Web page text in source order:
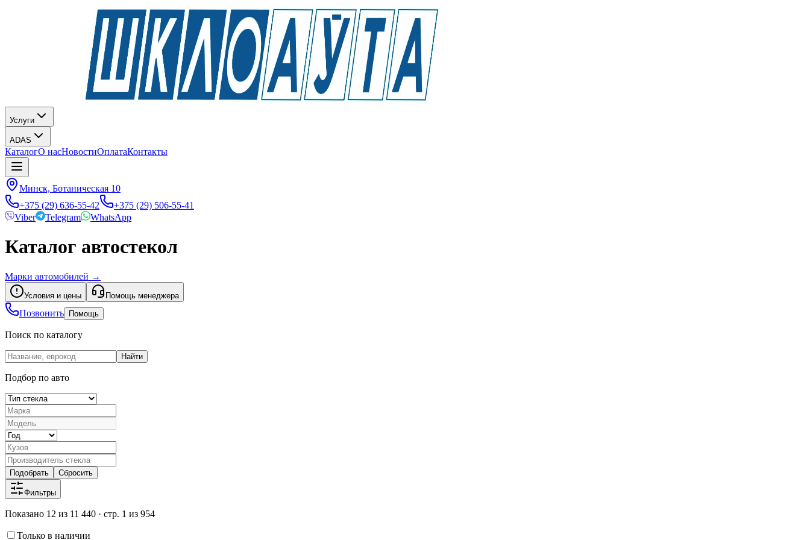
Услуги
ADAS
КаталогО насНовостиОплатаКонтакты
Минск, Ботаническая 10
+375 (29) 636-55-42
+375 (29) 506-55-41
Viber
Telegram WhatsApp
Каталог автостекол
Марки автомобилей →
Условия и цены Помощь менеджера
Позвонить Помощь
Поиск по каталогу
Найти
Подбор по авто
Подобрать Сбросить
Фильтры
Показано 12 из 11 440 · стр. 1 из 954
Только в наличии